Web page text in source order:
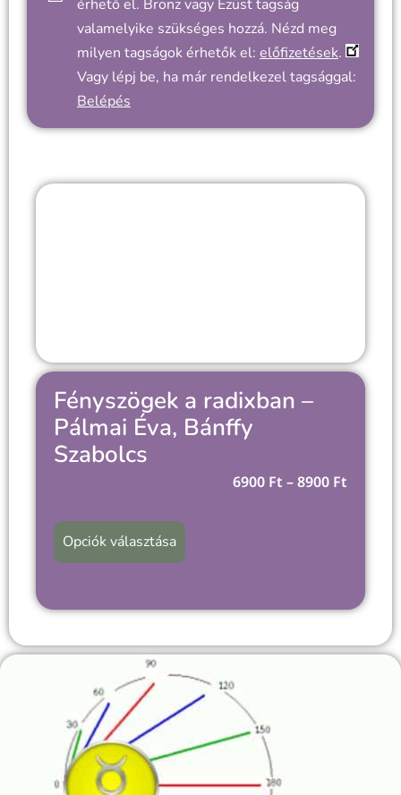
érhető el. Bronz vagy Ezüst tagság
valamelyike szükséges hozzá. Nézd meg
milyen tagságok érhetők el: előfizetések.
Vagy lépj be, ha már rendelkezel tagsággal:
Belépés
Fényszögek a radixban –
Pálmai Éva, Bánffy
Szabolcs
6900 Ft –8900 Ft
Opciók választása